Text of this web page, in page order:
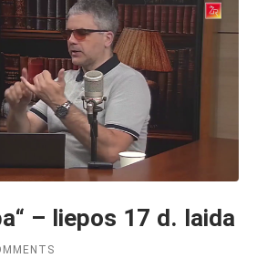
– liepos 17 d. laida